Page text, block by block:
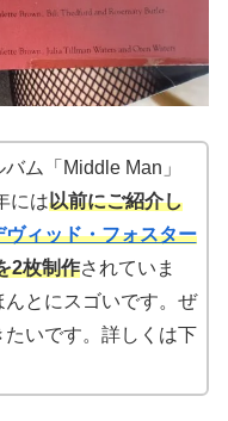
ム「Middle Man」
には以前にご紹介し
ヴィッド・フォスター
2枚制作されていま
んとにスゴいです。ぜ
いです。詳しくは下